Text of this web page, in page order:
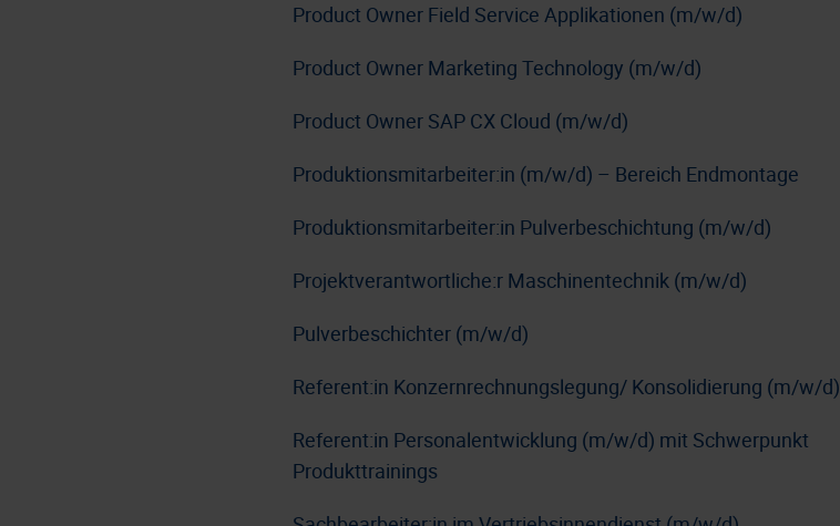
Product Owner Field Service Applikationen (m/w/d)
Product Owner Marketing Technology (m/w/d)
Product Owner SAP CX Cloud (m/w/d)
Produktionsmitarbeiter:in (m/w/d) – Bereich Endmontage
Produktionsmitarbeiter:in Pulverbeschichtung (m/w/d)
Projektverantwortliche:r Maschinentechnik (m/w/d)
Pulverbeschichter (m/w/d)
Referent:in Konzernrechnungslegung/ Konsolidierung (m/w/d)
Referent:in Personalentwicklung (m/w/d) mit Schwerpunkt
Produkttrainings